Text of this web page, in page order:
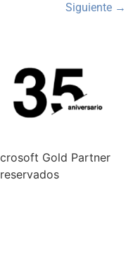
Siguiente →
Gold Partner